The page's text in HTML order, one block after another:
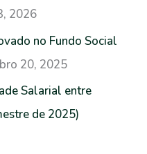
2026
no Fundo Social
20, 2025
Salarial entre
de 2025)